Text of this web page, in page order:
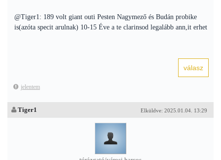
@Tiger1: 189 volt giant outi Pesten Nagymező és Budán probike
is(azóta specit arulnak) 10-15 Éve a te clarinsod legalább ann,it erhet
jelentem
Elküldve: 2025.01.04. 13:29
Tiger1